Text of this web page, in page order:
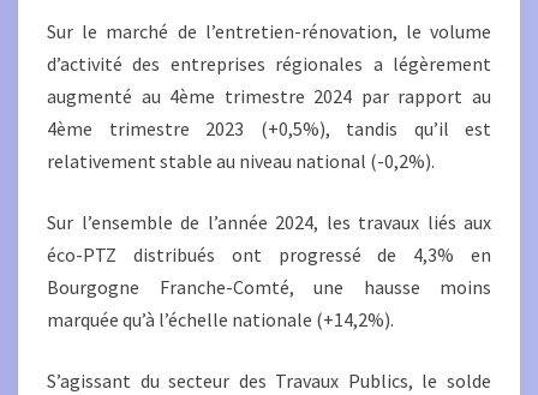
Sur le marché de l’entretien-rénovation, le volume
d’activité des entreprises régionales a légèrement
augmenté au 4ème trimestre 2024 par rapport au
4ème trimestre 2023 (+0,5%), tandis qu’il est
relativement stable au niveau national (-0,2%).
Sur l’ensemble de l’année 2024, les travaux liés aux
éco-PTZ distribués ont progressé de 4,3% en
Bourgogne Franche-Comté, une hausse moins
marquée qu’à l’échelle nationale (+14,2%).
S’agissant du secteur des Travaux Publics, le solde